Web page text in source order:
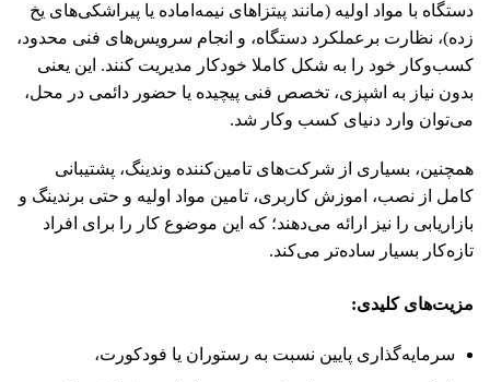
دستگاه با مواد اولیه (مانند پیتزاهای نیمه‌اماده یا پیراشکی‌های یخ
‌زده)، نظارت برعملکرد دستگاه، و انجام سرویس‌های فنی محدود،
کسب‌وکار خود را به شکل کاملا خودکار مدیریت کنند. این یعنی
بدون نیاز به اشپزی، تخصص فنی پیچیده یا حضور دائمی در محل،
می‌توان وارد دنیای کسب ‌وکار شد.
همچنین، بسیاری از شرکت‌های تامین‌کننده وندینگ، پشتیبانی
کامل از نصب، اموزش کاربری، تامین مواد اولیه و حتی برندینگ و
بازاریابی را نیز ارائه می‌دهند؛ که این موضوع کار را برای افراد
تازه‌کار بسیار ساده‌تر می‌کند.
مزیت‌های کلیدی:
سرمایه‌گذاری پایین نسبت به رستوران یا فودکورت،